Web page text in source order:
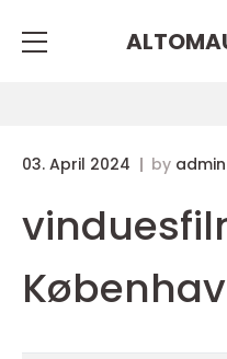
03. April 2024 by admin